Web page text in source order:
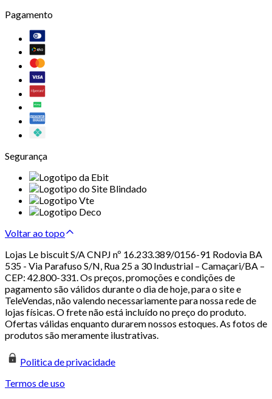
Pagamento
Segurança
Voltar ao topo
Lojas Le biscuit S/A CNPJ nº 16.233.389/0156-91 Rodovia BA
535 - Via Parafuso S/N, Rua 25 a 30 Industrial – Camaçari/BA –
CEP: 42.800-331. Os preços, promoções e condições de
pagamento são válidos durante o dia de hoje, para o site e
TeleVendas, não valendo necessariamente para nossa rede de
lojas físicas. O frete não está incluído no preço do produto.
Ofertas válidas enquanto durarem nossos estoques. As fotos de
produtos são meramente ilustrativas.
Politica de privacidade
Termos de uso